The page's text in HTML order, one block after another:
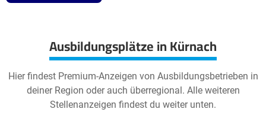
Ausbildungsplätze in Kürnach
Hier findest Premium-Anzeigen von Ausbildungsbetrieben in
deiner Region oder auch überregional. Alle weiteren
Stellenanzeigen findest du weiter unten.